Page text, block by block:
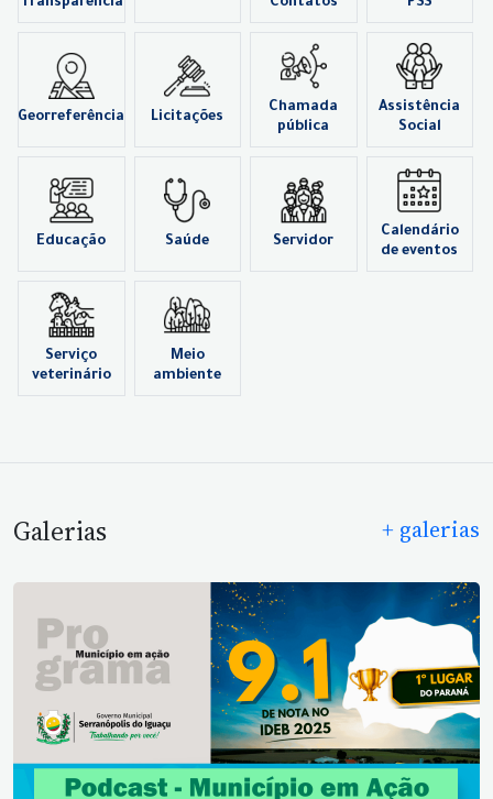
Georreferência Licitações
Chamada
pública
Assistência
Social
Educação Saúde Servidor
Calendário
de eventos
Serviço
veterinário
Meio
ambiente
Galerias + galerias